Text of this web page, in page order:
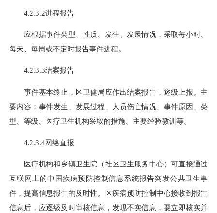
4.2.3.2进程报告
应根据事件类型、性质、发生、发展情况，采取每小时、
每天、每周或不定时报告事件进程。
4.2.3.3结案报告
事件基本终止，区卫健局应作出结案报告，逐级上报。主
要内容：事件发生、发展过程、人员伤亡情况、事件原因、类
型 、等级、医疗卫生机构采取的措施、主要经验教训等。
4.2.3.4网络直报
医疗机构和乡镇卫生院（社区卫生服务中心）可直接通过
互联网上的中国疾病预防控制信息系统报告突发公共卫生事
件，提高信息报告的及时性。区疾病预防控制中心接收到报告
信息后，应逐级及时审核信息，发现不实信息，要立即核实并